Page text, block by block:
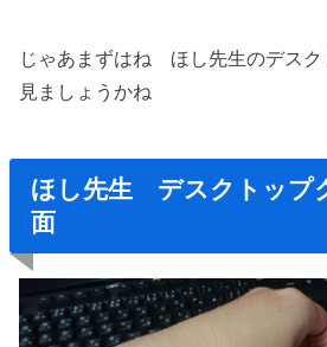
じゃあまずはね ほし先生のデスク
見ましょうかね
ほし先生 デスクトッ
面